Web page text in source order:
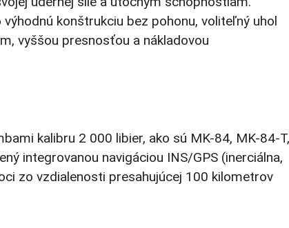
konštrukciu bez pohonu, voliteľný uhol
vyššou presnosťou a nákladovou
kalibru 2 000 libier, ako sú MK-84, MK-84-T,
integrovanou navigáciou INS/GPS (inerciálna,
zo vzdialenosti presahujúcej 100 kilometrov